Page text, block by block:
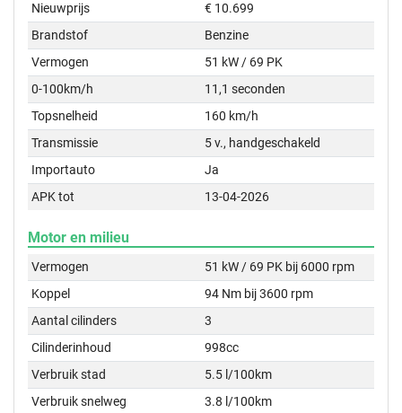
Nieuwprijs
€ 10.699
Brandstof
Benzine
Vermogen
51 kW / 69 PK
0-100km/h
11,1 seconden
Topsnelheid
160 km/h
Transmissie
5 v., handgeschakeld
Importauto
Ja
APK tot
13-04-2026
Motor en milieu
Vermogen
51 kW / 69 PK bij 6000 rpm
Koppel
94 Nm bij 3600 rpm
Aantal cilinders
3
Cilinderinhoud
998cc
Verbruik stad
5.5 l/100km
Verbruik snelweg
3.8 l/100km